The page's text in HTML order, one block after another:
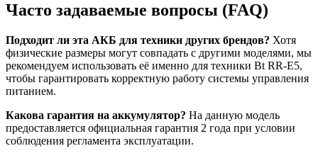
Часто задаваемые вопросы (FAQ)
Подходит ли эта АКБ для техники других брендов? Хотя
физические размеры могут совпадать с другими моделями, мы
рекомендуем использовать её именно для техники Bt RR-E5,
чтобы гарантировать корректную работу системы управления
питанием.
Какова гарантия на аккумулятор? На данную модель
предоставляется официальная гарантия 2 года при условии
соблюдения регламента эксплуатации.